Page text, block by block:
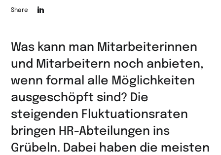
auf
LinkedIn
teilen
Share
Was kann man Mitarbeiterinnen
und Mitarbeitern noch anbieten,
wenn formal alle Möglichkeiten
ausgeschöpft sind? Die
steigenden Fluktuationsraten
bringen HR-Abteilungen ins
Grübeln. Dabei haben die meisten